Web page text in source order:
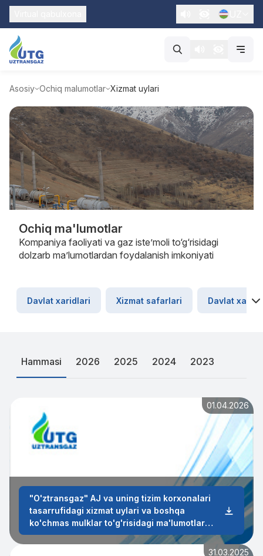
Asosiy Ochiq malumotlar Xizmat uylari
Ochiq ma'lumotlar
Kompaniya faoliyati va gaz iste’moli to‘g‘risidagi
dolzarb ma’lumotlardan foydalanish imkoniyati
Davlat xaridlari Xizmat safarlari Davlat
Hammasi 2026 2025 2024 2023
01.04.2026
"O'ztransgaz" AJ va uning tizim korxonalari
tasarrufidagi xizmat uylari va boshqa
ko'chmas mulklar to'g'risidagi ma'lumotlar
2026-yil 1-chorak
31.03.2025